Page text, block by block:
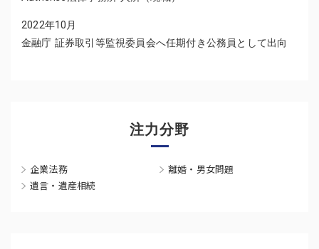
2022年10月
金融庁 証券取引等監視委員会へ任期付き公務員として出向
注力分野
企業法務
離婚・男女問題
遺言・遺産相続